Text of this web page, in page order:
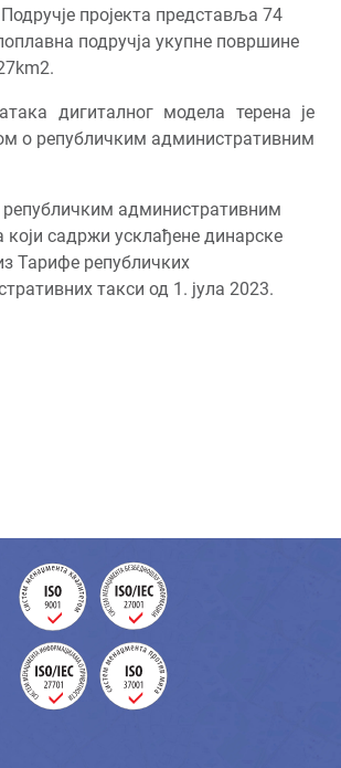
пројекта представља 74
подручја укупне површине
дигиталног модела терена је
о републичким административним
административним
који садржи усклађене динарске
Тарифе републичких
такси од 1. јула 2023.